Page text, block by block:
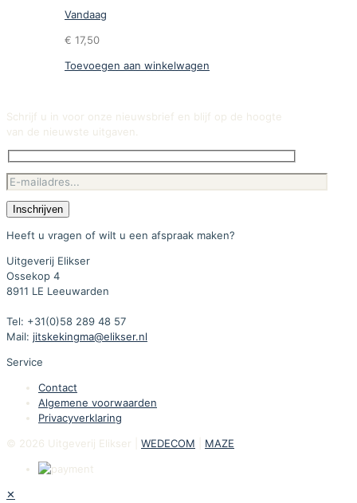
Vandaag
€ 17,50
Toevoegen aan winkelwagen
Schrijf u in voor onze nieuwsbrief en blijf op de hoogte
van de nieuwste uitgaven.
Heeft u vragen of wilt u een afspraak maken?
Uitgeverij Elikser
Ossekop 4
8911 LE Leeuwarden
Tel: +31(0)58 289 48 57
Mail: jitskekingma@elikser.nl
Service
Contact
Algemene voorwaarden
Privacyverklaring
© 2026 Uitgeverij Elikser | WEDECOM MAZE
✕